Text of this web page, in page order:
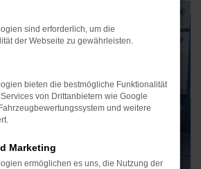
sind erforderlich, um die
der Webseite zu gewährleisten.
bieten die bestmögliche Funktionalität
von Drittanbietern wie Google
und weitere
Marketing
ermöglichen es uns, die Nutzung der